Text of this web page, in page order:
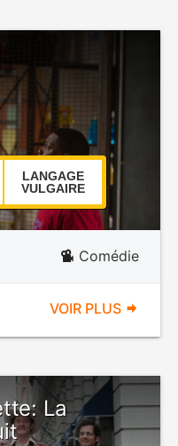
LANGAGE
VULGAIRE
Comédie
VOIR PLUS
La